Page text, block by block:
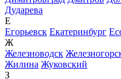
Дударева
Е
Егорьевск Екатеринбург
Ж
Железноводск
Жилина Жуковский
З